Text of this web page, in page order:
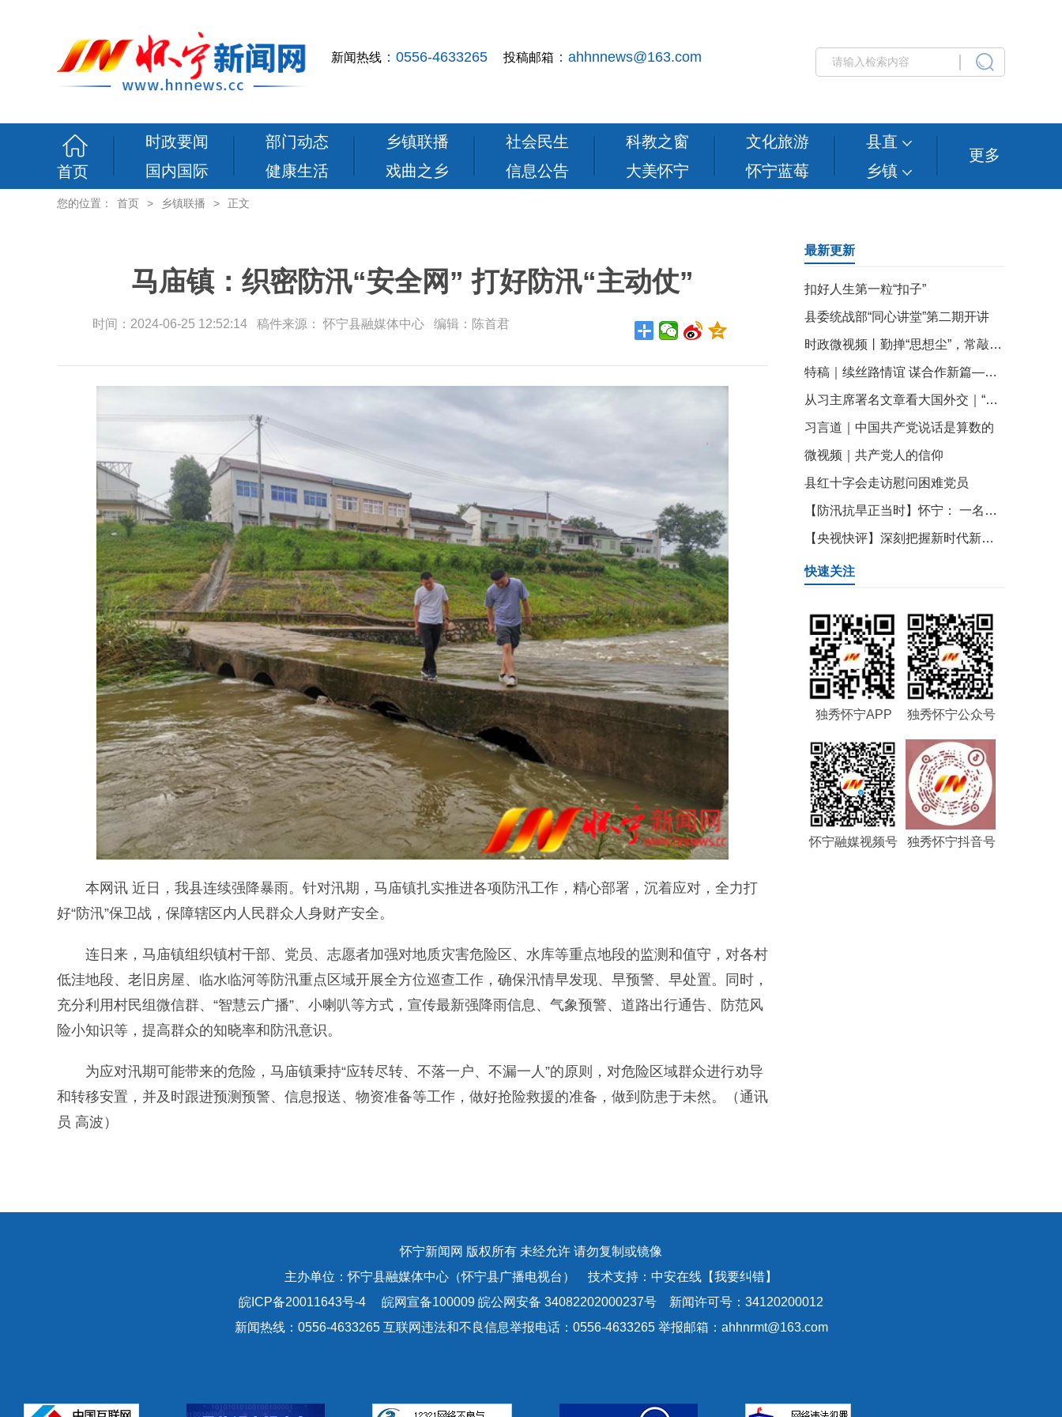
新闻热线 ：0556-4633265 投稿邮箱 ：ahhnnews@163.com
首页
时政要闻
国内国际
部门动态
健康生活
乡镇联播
戏曲之乡
社会民生
信息公告
科教之窗
大美怀宁
文化旅游
怀宁蓝莓
县直
乡镇
更多
您的位置： 首页 > 乡镇联播 > 正文
马庙镇：织密防汛“安全网” 打好防汛“主动仗”
时间：2024-06-25 12:52:14 稿件来源： 怀宁县融媒体中心 编辑：陈首君
本网讯 近日，我县连续强降暴雨。针对汛期，马庙镇扎实推进各项防汛工作，精心部署，沉着应对，全力打
好“防汛”保卫战，保障辖区内人民群众人身财产安全。
连日来，马庙镇组织镇村干部、党员、志愿者加强对地质灾害危险区、水库等重点地段的监测和值守，对各村
低洼地段、老旧房屋、临水临河等防汛重点区域开展全方位巡查工作，确保汛情早发现、早预警、早处置。同时，
充分利用村民组微信群、“智慧云广播”、小喇叭等方式，宣传最新强降雨信息、气象预警、道路出行通告、防范风
险小知识等，提高群众的知晓率和防汛意识。
为应对汛期可能带来的危险，马庙镇秉持“应转尽转、不落一户、不漏一人”的原则，对危险区域群众进行劝导
和转移安置，并及时跟进预测预警、信息报送、物资准备等工作，做好抢险救援的准备，做到防患于未然。（通讯
员 高波）
最新更新
扣好人生第一粒“扣子”
县委统战部“同心讲堂”第二期开讲
时政微视频丨勤掸“思想尘”，常敲“警示钟”
特稿｜续丝路情谊 谋合作新篇——哈萨克斯坦各界期待习近平主席出席上合组织峰会并对哈进行国事访问
从习主席署名文章看大国外交｜“亲戚越走越亲，朋友越走越近！”
习言道｜中国共产党说话是算数的
微视频｜共产党人的信仰
县红十字会走访慰问困难党员
【防汛抗旱正当时】怀宁： 一名党员一面旗 防汛救灾冲在前
【央视快评】深刻把握新时代新征程党的使命任务——热烈庆祝中国共产党成立103周年
快速关注
独秀怀宁APP 独秀怀宁公众号
怀宁融媒视频号 独秀怀宁抖音号
怀宁新闻网 版权所有 未经允许 请勿复制或镜像
主办单位：怀宁县融媒体中心（怀宁县广播电视台） 技术支持：中安在线【我要纠错】
皖ICP备20011643号-4 皖网宣备100009 皖公网安备 34082202000237号 新闻许可号：34120200012
新闻热线：0556-4633265 互联网违法和不良信息举报电话：0556-4633265 举报邮箱：ahhnrmt@163.com